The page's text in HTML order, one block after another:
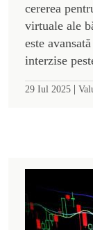
cererea
virtuale ale
este
interzise
29 Iul 2025 |